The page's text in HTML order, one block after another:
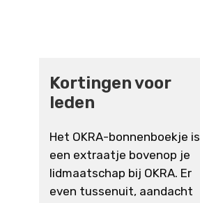
Kortingen voor
leden
Het OKRA-bonnenboekje is
een extraatje bovenop je
lidmaatschap bij OKRA. Er
even tussenuit, aandacht